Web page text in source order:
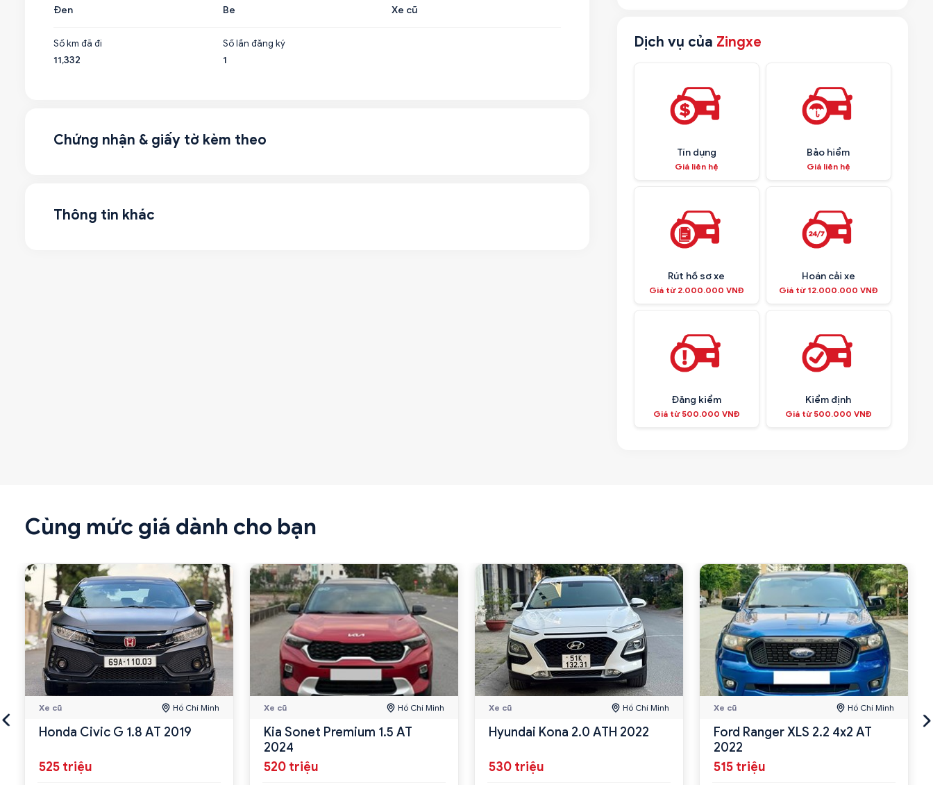
Dịch vụ của Zingxe
Tín dụng
Giá liên hệ
Bảo hiểm
Giá liên hệ
Rút hồ sơ xe
Giá từ 2.000.000 VNĐ
Hoán cải xe
Giá từ 12.000.000 VNĐ
Đăng kiểm
Giá từ 500.000 VNĐ
Kiểm định
Giá từ 500.000 VNĐ
Đen
Be
Xe cũ
Số km đã đi
11,332
Số lần đăng ký
1
Chứng nhận & giấy tờ kèm theo
Thông tin khác
Cùng mức giá dành cho bạn
Xe cũ Hồ Chí Minh
Honda Civic G 1.8 AT 2019
525 triệu
Xe cũ Hồ Chí Minh
Kia Sonet Premium 1.5 AT
2024
520 triệu
Xe cũ Hồ Chí Minh
Hyundai Kona 2.0 ATH 2022
530 triệu
Xe cũ Hồ Chí Minh
Ford Ranger XLS 2.2 4x2 AT
2022
515 triệu